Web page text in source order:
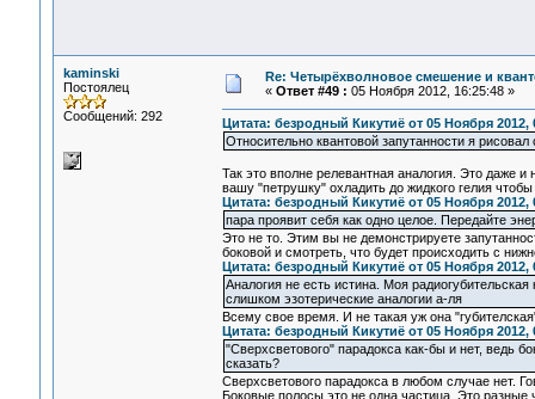
kaminski
Постоялец
Сообщений: 292
Re: Четырёхволновое смешение и
« Ответ #49 : 05 Ноября 2012, 16:25:48 »
Цитата: безродный Кикутиё от 05 Ноября 2012,
Относительно квантовой запутанности я
Так это вполне релевантная аналогия. Это даже
вашу "петрушку" охладить до жидкого гелия
Цитата: безродный Кикутиё от 05 Ноября 2012,
пара проявит себя как одно целое. Передайте
Это не то. Этим вы не демонстрируете
боковой и смотреть, что будет происходить с
Цитата: безродный Кикутиё от 05 Ноября 2012,
Аналогия не есть истина. Моя
слишком эзотерические аналогии а-ля
Всему свое время. И не такая уж она
Цитата: безродный Кикутиё от 05 Ноября 2012,
"Сверхсветового" парадокса как-бы и нет, ведь
сказать?
Сверхсветового парадокса в любом случае нет.
Боковые полосы это не одна частица. Это